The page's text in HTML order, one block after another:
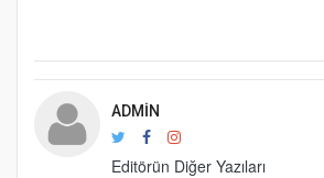
ADMIN
Editörün Diğer Yazıları